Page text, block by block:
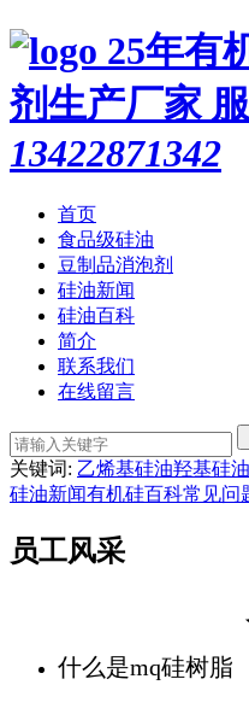
25年有
剂生产厂家
13422871342
首页
食品级硅油
豆制品消泡剂
硅油新闻
硅油百科
简介
联系我们
在线留言
关键词: 乙烯基硅油羟基硅油
硅油新闻有机硅百科常见问
员工风采
什么是mq硅树脂